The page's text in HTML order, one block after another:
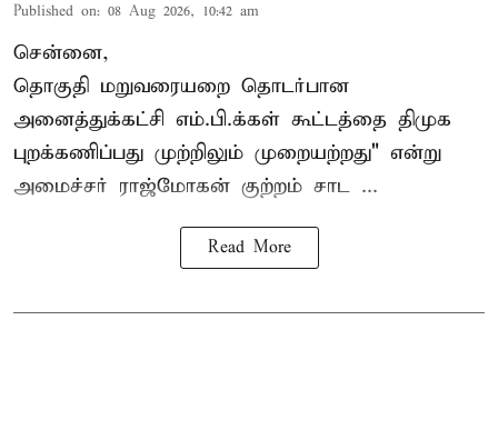
Published on: 08 Aug 2026, 10:42 am
சென்னை,
தொகுதி மறுவரையறை தொடர்பான
அனைத்துக்கட்சி எம்.பி.க்கள் கூட்டத்தை திமுக
புறக்கணிப்பது முற்றிலும் முறையற்றது" என்று
அமைச்சர் ராஜ்மோகன் குற்றம் சாட ...
Read More